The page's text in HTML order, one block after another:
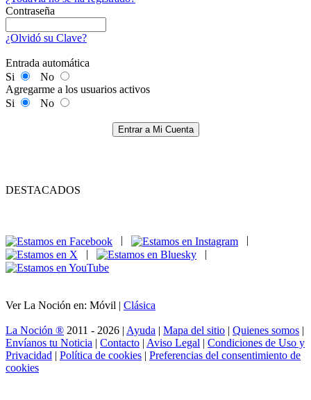
Contraseña
¿Olvidó su Clave?
Entrada automática
Si
No
Agregarme a los usuarios activos
Si
No
Entrar a Mi Cuenta
DESTACADOS
|
|
Ver La Noción en: Móvil | Clásica
La Noción ® 2011 - 2026 | Ayuda | Mapa del sitio | Quienes somos |
Envíanos tu Noticia | Contacto | Aviso Legal | Condiciones de Uso y
Privacidad | Política de cookies | Preferencias del consentimiento de
cookies